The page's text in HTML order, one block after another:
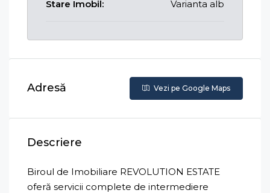
Stare Imobil: Varianta alb
Adresă Vezi pe Google Maps
Descriere
Biroul de Imobiliare REVOLUTION ESTATE
oferă servicii complete de intermediere